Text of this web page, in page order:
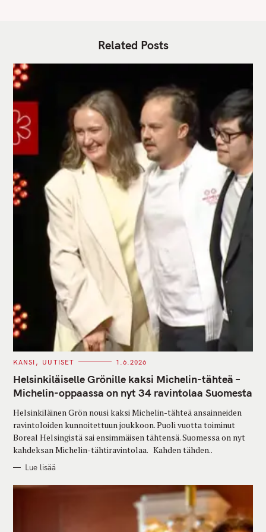
Related Posts
C
T
E
G
O
I
E
S
KANSI UUTISET 1.6.2026
Helsinkiläiselle Grönille kaksi Michelin-tähteä –
Michelin-oppaassa on nyt 34 ravintolaa Suomesta
Helsinkiläinen Grön nousi kaksi Michelin-tähteä ansainneiden
ravintoloiden kunnoitettuun joukkoon. Puoli vuotta toiminut
Boreal Helsingistä sai ensimmäisen tähtensä. Suomessa on nyt
kahdeksan Michelin-tähtiravintolaa. Kahden tähden..
Lue lisää